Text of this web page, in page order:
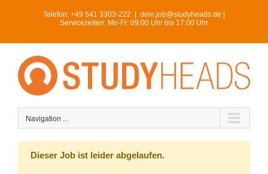
Telefon: +49 541 3303-222
dein.job@studyheads.de |
Servicezeiten: Mo-Fr: 09:00 Uhr bis 17:00 Uhr
Navigation ...
Dieser Job ist leider abgelaufen.